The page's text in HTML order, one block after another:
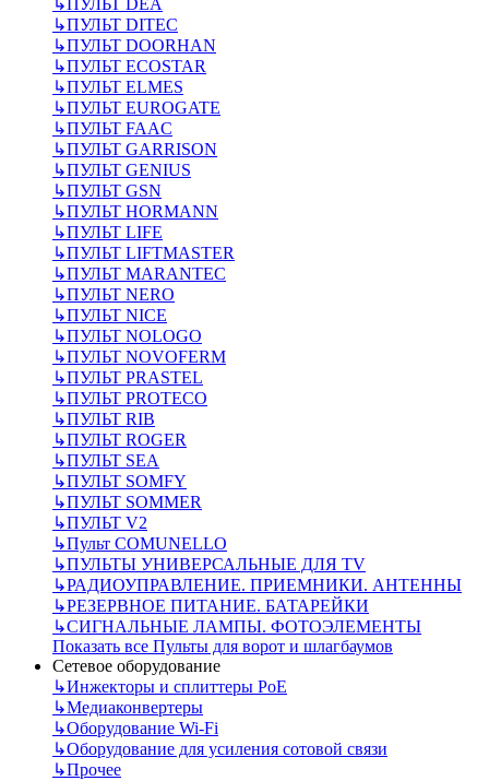
↳ПУЛЬТ DEA
↳ПУЛЬТ DITEC
↳ПУЛЬТ DOORHAN
↳ПУЛЬТ ECOSTAR
↳ПУЛЬТ ELMES
↳ПУЛЬТ EUROGATE
↳ПУЛЬТ FAAC
↳ПУЛЬТ GARRISON
↳ПУЛЬТ GENIUS
↳ПУЛЬТ GSN
↳ПУЛЬТ HORMANN
↳ПУЛЬТ LIFE
↳ПУЛЬТ LIFTMASTER
↳ПУЛЬТ MARANTEC
↳ПУЛЬТ NERO
↳ПУЛЬТ NICE
↳ПУЛЬТ NOLOGO
↳ПУЛЬТ NOVOFERM
↳ПУЛЬТ PRASTEL
↳ПУЛЬТ PROTECO
↳ПУЛЬТ RIB
↳ПУЛЬТ ROGER
↳ПУЛЬТ SEA
↳ПУЛЬТ SOMFY
↳ПУЛЬТ SOMMER
↳ПУЛЬТ V2
↳Пульт СOMUNELLO
↳ПУЛЬТЫ УНИВЕРСАЛЬНЫЕ ДЛЯ TV
↳РАДИОУПРАВЛЕНИЕ. ПРИЕМНИКИ. АНТЕННЫ
↳РЕЗЕРВНОЕ ПИТАНИЕ. БАТАРЕЙКИ
↳СИГНАЛЬНЫЕ ЛАМПЫ. ФОТОЭЛЕМЕНТЫ
Показать все Пульты для ворот и шлагбаумов
Сетевое оборудование
↳Инжекторы и сплиттеры РоЕ
↳Медиаконвертеры
↳Оборудование Wi-Fi
↳Оборудование для усиления сотовой связи
↳Прочее